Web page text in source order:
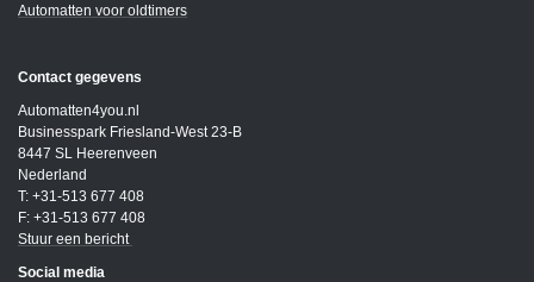
Automatten voor oldtimers
Contact gegevens
Automatten4you.nl
Businesspark Friesland-West 23-B
8447 SL Heerenveen
Nederland
T: +31-513 677 408
F: +31-513 677 408
Stuur een bericht
Social media